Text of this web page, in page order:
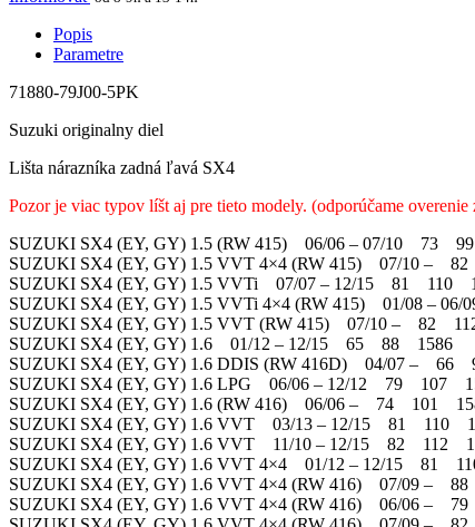
Popis
Parametre
71880-79J00-5PK
Suzuki originalny diel
Lišta nárazníka zadná ľavá SX4
Pozor je viac typov líšt aj pre tieto modely. (odporúčame
SUZUKI SX4 (EY, GY) 1.5 (RW 415) 06/06 – 07/10
SUZUKI SX4 (EY, GY) 1.5 VVT 4×4 (RW 415) 07/10
SUZUKI SX4 (EY, GY) 1.5 VVTi 07/07 – 12/15 81
SUZUKI SX4 (EY, GY) 1.5 VVTi 4×4 (RW 415) 01/08 –
SUZUKI SX4 (EY, GY) 1.5 VVT (RW 415) 07/10 –
SUZUKI SX4 (EY, GY) 1.6 01/12 – 12/15 65 88
SUZUKI SX4 (EY, GY) 1.6 DDIS (RW 416D) 04/07 –
SUZUKI SX4 (EY, GY) 1.6 LPG 06/06 – 12/12 79
SUZUKI SX4 (EY, GY) 1.6 (RW 416) 06/06 – 74 101
SUZUKI SX4 (EY, GY) 1.6 VVT 03/13 – 12/15 81
SUZUKI SX4 (EY, GY) 1.6 VVT 11/10 – 12/15 82
SUZUKI SX4 (EY, GY) 1.6 VVT 4×4 01/12 – 12/15
SUZUKI SX4 (EY, GY) 1.6 VVT 4×4 (RW 416) 07/09
SUZUKI SX4 (EY, GY) 1.6 VVT 4×4 (RW 416) 06/06